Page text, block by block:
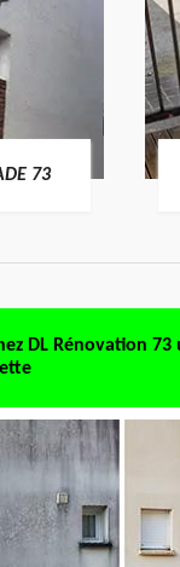
73
DL Rénovation 73